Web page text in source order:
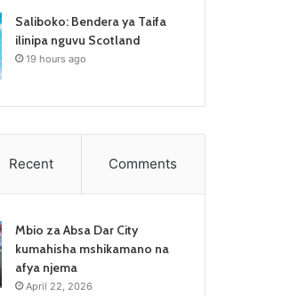
Saliboko: Bendera ya Taifa
ilinipa nguvu Scotland
19 hours ago
Recent Comments
Mbio za Absa Dar City
kumahisha mshikamano na
afya njema
April 22, 2026